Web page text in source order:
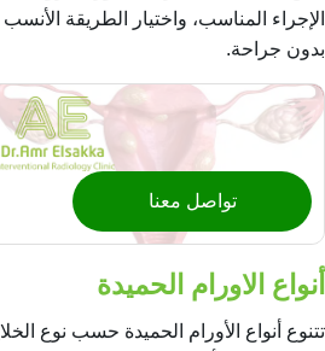
الإجراء المناسب، واختيار الطريقة الأنسب
بدون جراحة.
تواصل معنا
أنواع الاورام الحميدة
تتنوع أنواع الأورام الحميدة حسب نوع